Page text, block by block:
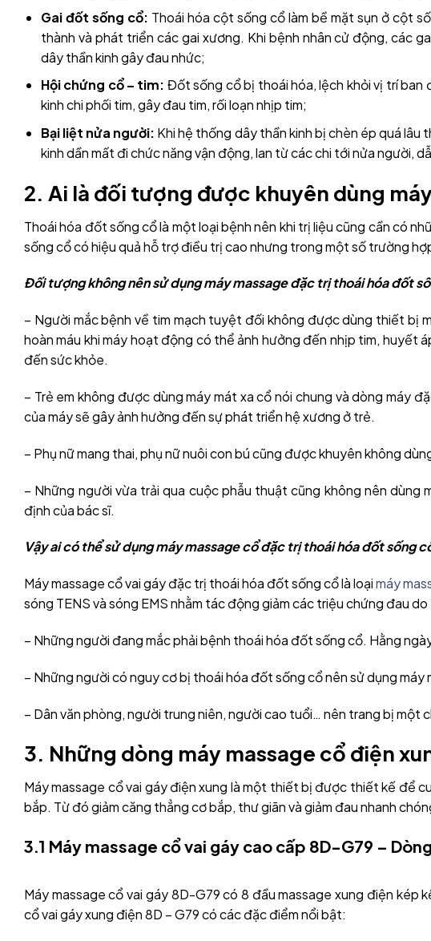
Gai đốt sống cổ: Thoái hóa cột sống cổ làm bề mặt sụn ở cột
thành và phát triển các gai xương. Khi bệnh nhân cử động, các
dây thần kinh gây đau nhức;
Hội chứng cổ – tim: Đốt sống cổ bị thoái hóa, lệch khỏi vị trí
kinh chi phối tim, gây đau tim, rối loạn nhịp tim;
Bại liệt nửa người: Khi hệ thống dây thần kinh bị chèn ép quá
kinh dần mất đi chức năng vận động, lan từ các chi tới nửa người,
2. Ai là đối tượng được khuyên dùng
Thoái hóa đốt sống cổ là một loại bệnh nên khi trị liệu cũng cần có
sống cổ có hiệu quả hỗ trợ điều trị cao nhưng trong một số trường
Đối tượng không nên sử dụng máy massage đặc trị thoái hóa đốt
– Người mắc bệnh về tim mạch tuyệt đối không được dùng thiết bị
hoàn máu khi máy hoạt động có thể ảnh hưởng đến nhịp tim, huyết
đến sức khỏe.
– Trẻ em không được dùng máy mát xa cổ nói chung và dòng máy
của máy sẽ gây ảnh hưởng đến sự phát triển hệ xương ở trẻ.
– Phụ nữ mang thai, phụ nữ nuôi con bú cũng được khuyên không
– Những người vừa trải qua cuộc phẫu thuật cũng không nên
định của bác sĩ.
Vậy ai có thể sử dụng máy massage cổ đặc trị thoái hóa đốt sống
Máy massage cổ vai gáy đặc trị thoái hóa đốt sống cổ là loạimáy
sóng TENS và sóng EMS nhằm tác động giảm các triệu chứng đau
– Những người đang mắc phải bệnh thoái hóa đốt sống cổ. Hằng
– Những người có nguy cơ bị thoái hóa đốt sống cổ nên sử dụng
– Dân văn phòng, người trung niên, người cao tuổi… nên trang bị một
3. Những dòng máy massage cổ điện
Máy massage cổ vai gáy điện xung là một thiết bị được thiết kế để
bắp. Từ đó giảm căng thẳng cơ bắp, thư giãn và giảm đau nhanh
3.1 Máy massage cổ vai gáy cao cấp 8D-G79 –
Máy massage cổ vai gáy 8D-G79 có 8 đầu massage xung điện kép
cổ vai gáy xung điện 8D – G79 có các đặc điểm nổi bật: